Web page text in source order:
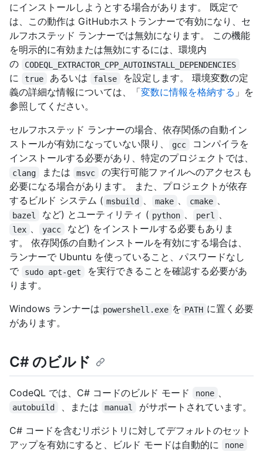
にインストールしようとする場合があります。 既定で
は、この動作は GitHubホストランナーで有効になり、セ
ルフホステッド ランナーでは無効になります。 この機能
を明示的に有効または無効にするには、環境内
の
CODEQL_EXTRACTOR_CPP_AUTOINSTALL_DEPENDENCIES
に true あるいは false
を設定します。 環境変数の定
義の詳細な情報については、「変数に情報を格納する 」を
参照してください。
セルフホステッド ランナーの場合、依存関係の自動イン
ストールが有効になっていない限り、
gcc
コンパイラを
インストールする必要があり、特定のプロジェクトでは、
clang または msvc
の実行可能ファイルへのアクセスも
必要になる場合があります。 また、プロジェクトが依存
するビルド システム ( msbuild 、 make 、 cmake 、
bazel など) とユーティリティ ( python 、 perl 、
lex 、 yacc
など) をインストールする必要もありま
す。 依存関係の自動インストールを有効にする場合は、
ランナーで Ubuntu を使っていること、パスワードなし
で
sudo apt-get
を実行できることを確認する必要があ
ります。
Windows ランナーは powershell.exe を PATH に置く必要
があります。
C# のビルド
CodeQL では、C# コードのビルド モード none
autobuild 、または manual
がサポートされています。
C# コードを含むリポジトリに対してデフォルトのセット
アップを有効にすると、ビルド モードは自動的に
none